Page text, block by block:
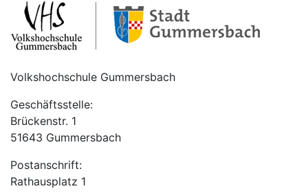
Volkshochschule Gummersbach
Geschäftsstelle:
Brückenstr. 1
51643 Gummersbach
Postanschrift:
Rathausplatz 1